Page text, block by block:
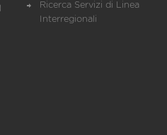
Ricerca Servizi di Linea
Interregionali